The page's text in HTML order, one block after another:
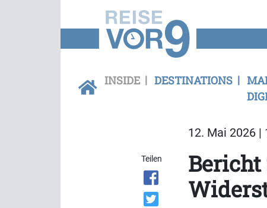
INSIDE DESTINATIONS
12. Mai 2026 |
Teilen